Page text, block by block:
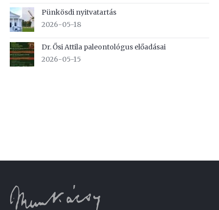
Pünkösdi nyitvatartás
2026-05-18
Dr. Ősi Attila paleontológus előadásai
2026-05-15